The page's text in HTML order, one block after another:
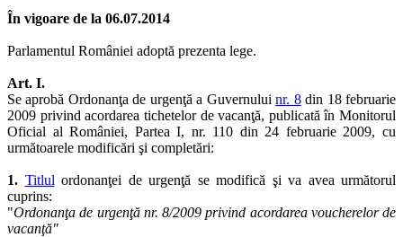
În vigoare de la 06.07.2014
Parlamentul României adoptă prezenta lege.
Art. I.
Se aprobă Ordonanţa de urgenţă a Guvernuluinr. 8din 18 februarie
2009 privind acordarea tichetelor de vacanţă, publicată în Monitorul
Oficial al României, Partea I, nr. 110 din 24 februarie 2009, cu
următoarele modificări şi completări:
1. Titlul ordonanţei de urgenţă se modifică şi va avea următorul
cuprins:
"Ordonanţa de urgenţă nr. 8/2009 privind acordarea voucherelor de
vacanţă"